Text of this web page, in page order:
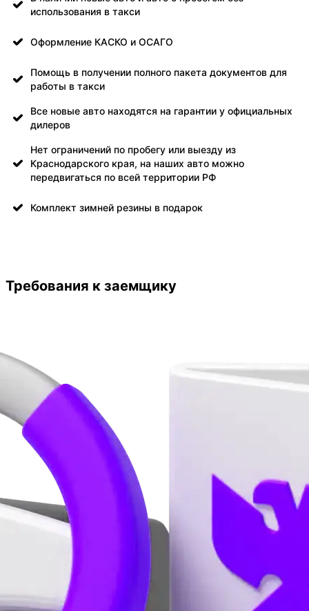
использования в такси
Оформление КАСКО и ОСАГО
Помощь в получении полного пакета документов для
работы в такси
Все новые авто находятся на гарантии у официальных
дилеров
Нет ограничений по пробегу или выезду из
Краснодарского края, на наших авто можно
передвигаться по всей территории РФ
Комплект зимней резины в подарок
Требования к заемщику